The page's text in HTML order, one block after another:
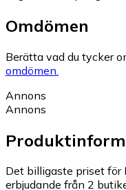
Omdömen
Berätta vad du tycker
omdömen.
Annons
Annons
Det billigaste priset för
erbjudande från 2